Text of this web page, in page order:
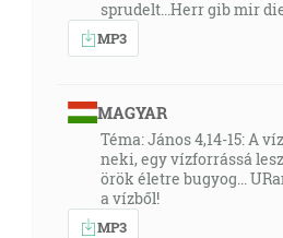
sprudelt...Herr gib mir
MP3
MAGYAR
Téma: János 4,14-15: A
neki, egy vízforrássá
örök életre bugyog...
a vízből!
MP3